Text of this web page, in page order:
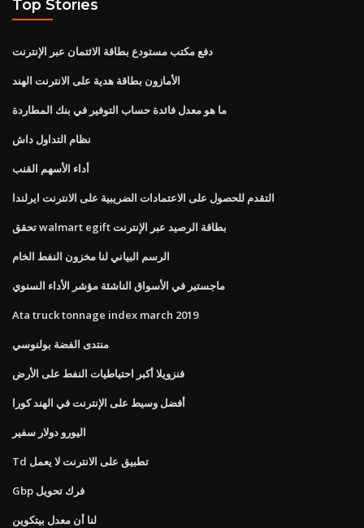
Top Stories
دفع مكتب مستودع بطاقة الائتمان عبر الإنترنت
الأمازون بطاقة هدية على الانترنت الهند
ما هو معدل فائدة حساب التوفير في بنك المطاردة
نظام التداول داش
أداء الأسهم القنب
التقدم للحصول على الاعتمادات الضريبية على الانترنت ايرلندا
تحقق walmart egift بطاقة الرصيد عبر الإنترنت
الرسم البياني لنا مخزون النفط الخام
ماجستير في الأسواق الناشئة مؤشر الأداء السنوي
Ata truck tonnage index march 2019
منتدى الفضة بولنوسي
فنزويلا أكبر احتياطيات النفط على الأرض
أفضل وسيط على الإنترنت في الهند كورا
اليورو دولار سفير
Td تطبيق على الانترنت لا يعمل
Gbp فرك تحويل
لنا أن معدل بيتكوين